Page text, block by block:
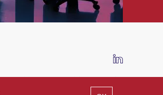
IMPRESSUM DATENSCHUTZ AGB